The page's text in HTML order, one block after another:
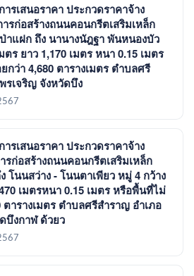
รเสนอราคา ประกวดราคาจ้าง
ารก่อสร้างถนนคอนกรีตเสริมเหล็ก
าแฝก ถึง นานางนัฎฐา พันหนองบัว
ตร ยาว 1,170 เมตร หนา 0.15 เมตร
ว่า 4,680 ตารางเมตร ตำบลศรี
รเจริญ จังหวัดบึง
รเสนอราคา ประกวดราคาจ้าง
รก่อสร้างถนนคอนกรีตเสริมเหล็ก
โนนสว่าง - โนนตาเพียว หมู่ 4 กว้าง
เมตรหนา 0.15 เมตร หรือพื้นที่ไม่
ตารางเมตร ตำบลศรีสำราญ อำเภอ
บึงกาฬ ด้วยว